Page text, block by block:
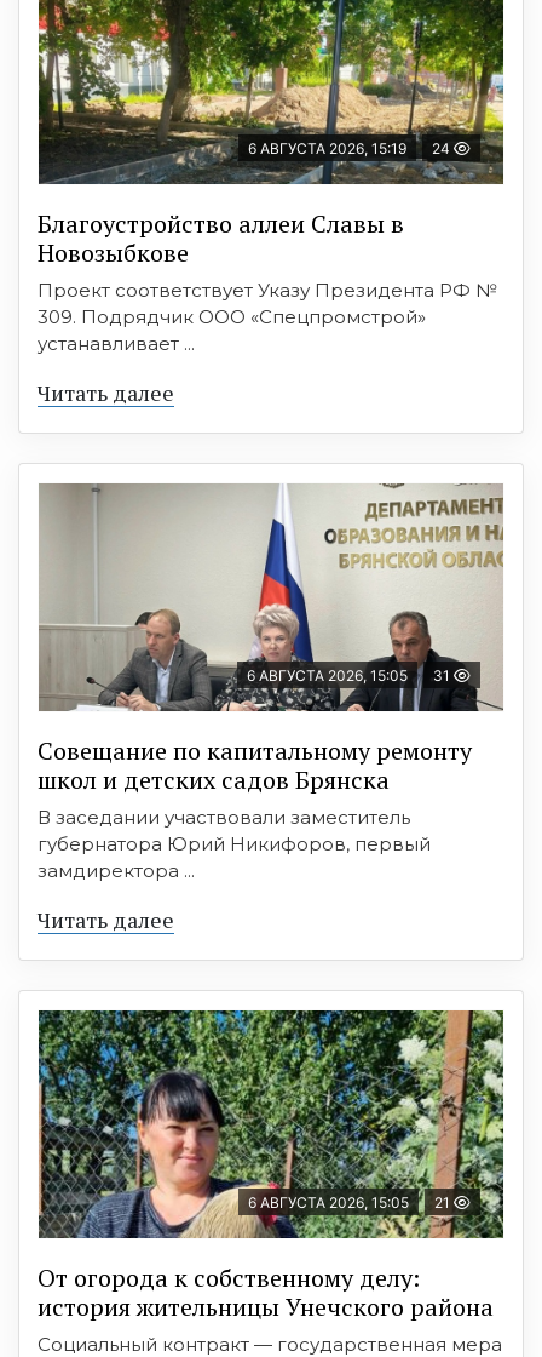
6 АВГУСТА 2026, 15:19 24
Благоустройство аллеи Славы в
Новозыбкове
Проект соответствует Указу Президента РФ №
309. Подрядчик ООО «Спецпромстрой»
устанавливает ...
Читать далее
6 АВГУСТА 2026, 15:05 31
Совещание по капитальному ремонту
школ и детских садов Брянска
В заседании участвовали заместитель
губернатора Юрий Никифоров, первый
замдиректора ...
Читать далее
6 АВГУСТА 2026, 15:05 21
От огорода к собственному делу:
история жительницы Унечского района
Социальный контракт — государственная мера